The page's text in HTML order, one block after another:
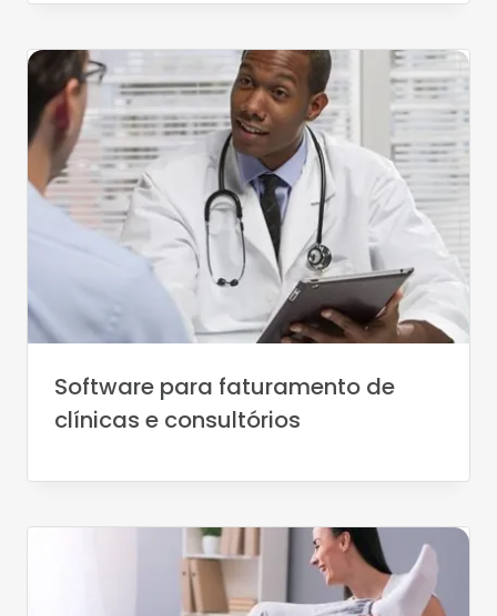
Software para faturamento de
clínicas e consultórios